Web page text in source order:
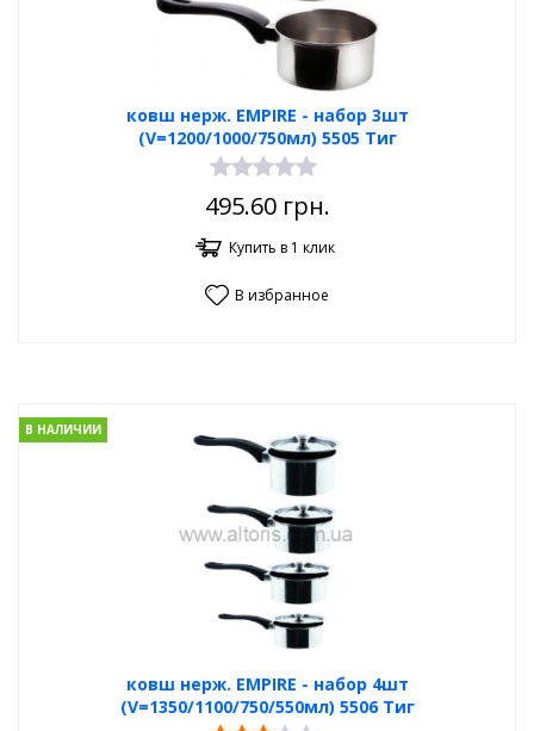
ковш нерж. EMPIRE - набор 3шт
(V=1200/1000/750мл) 5505 Тиг
495.60грн.
Купить в 1 клик
В избранное
ковш нерж. EMPIRE - набор 4шт
(V=1350/1100/750/550мл) 5506 Тиг
В НАЛИЧИИ